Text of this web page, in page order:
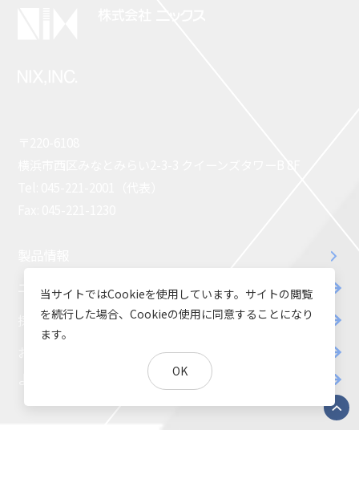
ニックスの技術
会社案内
採用
IR
開発・導入実績
ダウンロード
当サイトではCookieを使用しています。サイトの閲覧
を続行した場合、Cookieの使用に同意することになり
ます。
OK